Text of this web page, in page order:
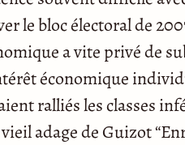
le bloc électoral de
a vite privé de
économique
ralliés les classes
adage de Guizot